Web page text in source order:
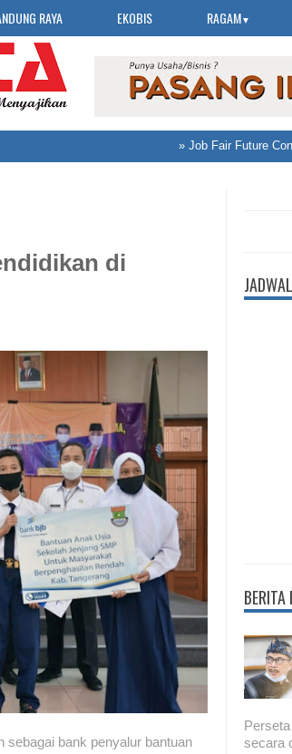
RAYA EKOBIS RAGAM▼
Job Fair Future
di
sebagai bank penyalur bantuan
BERITA
secara